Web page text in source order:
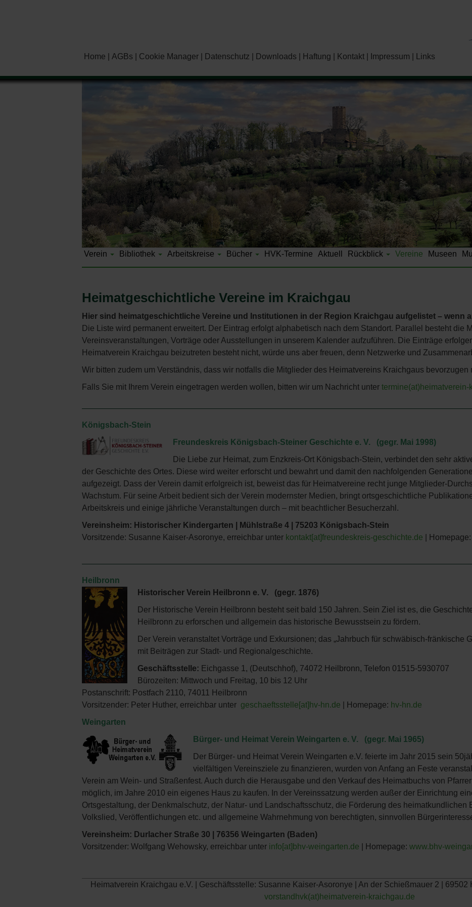
Home AGBs Cookie Manager Datenschutz Downloads Haftung Kontakt Impressum Links
Verein Bibliothek Arbeitskreise Bücher HVK-Termine Aktuell Rückblick Vereine Museen
Heimatgeschichtliche Vereine im Kraichgau
Hier sind heimatgeschichtliche Vereine und Institutionen in der Region Kraichgau aufgelistet – wenn
Die Liste wird permanent erweitert. Der Eintrag erfolgt alphabetisch nach dem Standort. Parallel besteht die
Vereinsveranstaltungen, Vorträge oder Ausstellungen in unserem Kalender aufzuführen. Die Einträge
Heimatverein Kraichgau beizutreten besteht nicht, würde uns aber freuen, denn Netzwerke und
Wir bitten zudem um Verständnis, dass wir notfalls die Mitglieder des Heimatvereins Kraichgaus bevorzugen
Falls Sie mit Ihrem Verein eingetragen werden wollen, bitten wir um Nachricht unter termine(at)heimatverein-
Königsbach-Stein
Freundeskreis Königsbach-Steiner Geschichte e. V. (gegr. Mai 1998)
Die Liebe zur Heimat, zum Enzkreis-Ort Königsbach-Stein, verbindet den sehr
der Geschichte des Ortes. Diese wird weiter erforscht und bewahrt und damit den nachfolgenden
aufgezeigt. Dass der Verein damit erfolgreich ist, beweist das für Heimatvereine recht junge Mitglieder-
Wachstum. Für seine Arbeit bedient sich der Verein modernster Medien, bringt ortsgeschichtliche
Arbeitskreis und einige jährliche Veranstaltungen durch – mit beachtlicher Besucherzahl.
Vereinsheim: Historischer Kindergarten | Mühlstraße 4 | 75203 Königsbach-Stein
Vorsitzende: Susanne Kaiser-Asoronye, erreichbar unter kontakt[at]freundeskreis-geschichte.de | Homepage:
Heilbronn
Historischer Verein Heilbronn e. V. (gegr. 1876)
Der Historische Verein Heilbronn besteht seit bald 150 Jahren. Sein Ziel ist es, die
Heilbronn zu erforschen und allgemein das historische Bewusstsein zu fördern.
Der Verein veranstaltet Vorträge und Exkursionen; das „Jahrbuch für schwäbisch-fränkische
mit Beiträgen zur Stadt- und Regionalgeschichte.
Geschäftsstelle: Eichgasse 1, (Deutschhof), 74072 Heilbronn, Telefon 01515-5930707
Bürozeiten: Mittwoch und Freitag, 10 bis 12 Uhr
Postanschrift: Postfach 2110, 74011 Heilbronn
Vorsitzender: Peter Huther, erreichbar unter geschaeftsstelle[at]hv-hn.de | Homepage: hv-hn.de
Weingarten
Bürger- und Heimat Verein Weingarten e. V. (gegr. Mai 1965)
Der Bürger- und Heimat Verein Weingarten e.V. feierte im Jahr 2015 sein
vielfältigen Vereinsziele zu finanzieren, wurden von Anfang an Feste
Verein am Wein- und Straßenfest. Auch durch die Herausgabe und den Verkauf des Heimatbuchs von
möglich, im Jahre 2010 ein eigenes Haus zu kaufen. In der Vereinssatzung werden außer der Einrichtung
Ortsgestaltung, der Denkmalschutz, der Natur- und Landschaftsschutz, die Förderung des heimatkundlichen
Volkslied, Veröffentlichungen etc. und allgemeine Wahrnehmung von berechtigten, sinnvollen
Vereinsheim: Durlacher Straße 30 | 76356 Weingarten (Baden)
Vorsitzender: Wolfgang Wehowsky, erreichbar unter info[at]bhv-weingarten.de | Homepage: www.bhv-
Heimatverein Kraichgau e.V. | Geschäftsstelle: Susanne Kaiser-Asoronye | An der Schießmauer 2 |
vorstandhvk(at)heimatverein-kraichgau.de